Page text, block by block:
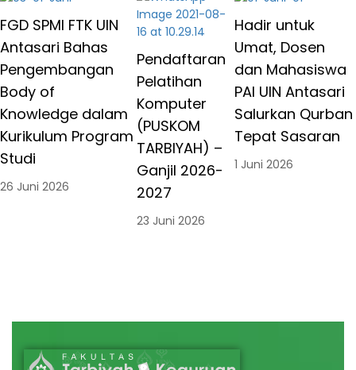
HMJ PAI Berbagi
Takjil
FGD SPMI FTK UIN
Antasari Bahas
Pengembangan
Body of
Knowledge dalam
Kurikulum Program
Studi
26 Juni 2026
Pendaftaran
Pelatihan
Komputer
(PUSKOM
TARBIYAH) –
Ganjil 2026-
2027
23 Juni 2026
Hadir untuk
Umat, Dosen
dan Mahasiswa
PAI UIN Antasari
Salurkan Qurban
Tepat Sasaran
1 Juni 2026